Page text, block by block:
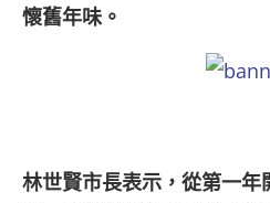
懷舊年味。
林世賢市長表示，從第一年